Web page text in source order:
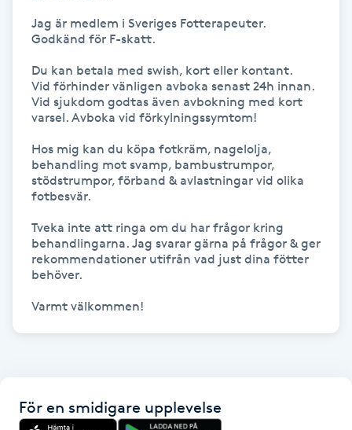
Fransförlängning Volym
Fransk manikyr
Fransrengöring
Frekvensterapi
Friskvård
Funktionsanalys
Jag är medlem i Sveriges Fotterapeuter.
Godkänd för F-skatt.
Du kan betala med swish, kort eller kontant.
Vid förhinder vänligen avboka senast 24h innan.
Vid sjukdom godtas även avbokning med kort
varsel. Avboka vid förkylningssymtom!
Hos mig kan du köpa fotkräm, nagelolja,
behandling mot svamp, bambustrumpor,
stödstrumpor, förband & avlastningar vid olika
fotbesvär.
Tveka inte att ringa om du har frågor kring
behandlingarna. Jag svarar gärna på frågor & ger
rekommendationer utifrån vad just dina fötter
behöver.
Varmt välkommen!
För en smidigare upplevelse